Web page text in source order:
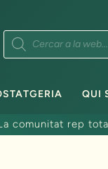
Products
search
QUI
comunitat rep